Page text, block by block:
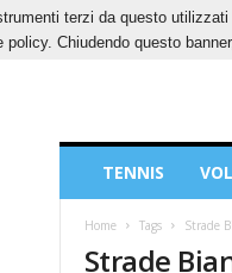
VENERDÌ, 7 AGOSTO 2026
Sport
TENNIS
Home Tags Strade
Strade
terzi da questo
policy. Chiudendo questo